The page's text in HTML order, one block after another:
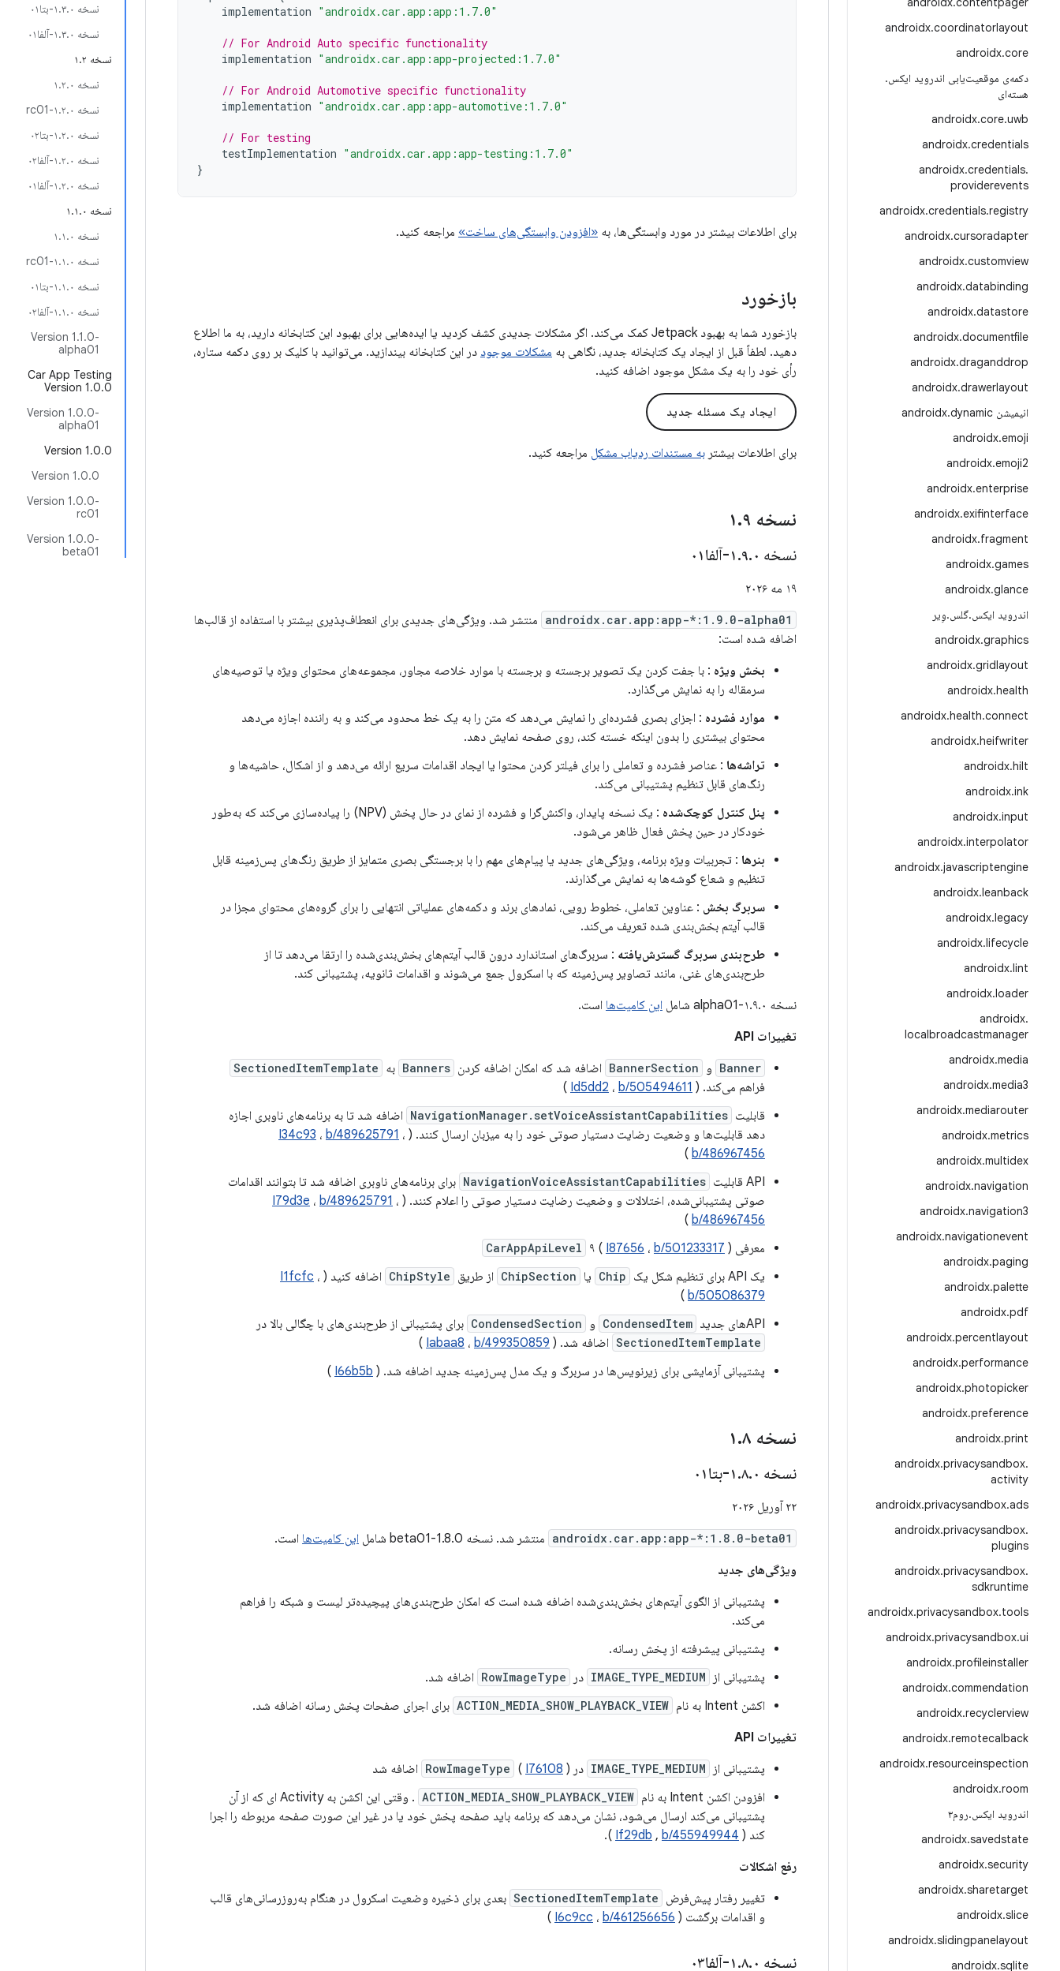
androidx.coordinatorlayout
androidx.core
دکمه‌ی موقعیت‌یابی اندروید ایکس.
هسته‌ای
androidx.core.uwb
androidx.credentials
androidx.credentials.
providerevents
androidx.credentials.registry
androidx.cursoradapter
androidx.customview
androidx.databinding
androidx.datastore
androidx.documentfile
androidx.draganddrop
androidx.drawerlayout
انیمیشن androidx
.dynamic
androidx.emoji
androidx.emoji2
androidx.enterprise
androidx.exifinterface
androidx.fragment
androidx.games
androidx.glance
اندروید ایکس.گلس.وِیر
androidx.graphics
androidx.gridlayout
androidx.health
androidx.health.connect
androidx.heifwriter
androidx.hilt
androidx.ink
androidx.input
androidx.interpolator
androidx.javascriptengine
androidx.leanback
androidx.legacy
androidx.lifecycle
androidx.lint
androidx.loader
androidx.
localbroadcastmanager
androidx.media
androidx.media3
androidx.mediarouter
androidx.metrics
androidx.multidex
androidx.navigation
androidx.navigation3
androidx.navigationevent
androidx.paging
androidx.palette
androidx.pdf
androidx.percentlayout
androidx.performance
androidx.photopicker
androidx.preference
androidx.print
androidx.privacysandbox.
activity
androidx.privacysandbox.ads
androidx.privacysandbox.
plugins
androidx.privacysandbox.
sdkruntime
androidx.privacysandbox.tools
androidx.privacysandbox.ui
androidx.profileinstaller
androidx.commendation
androidx.recyclerview
androidx.remotecalback
androidx.resourceinspection
androidx.room
اندروید ایکس.روم۳
androidx.savedstate
androidx.security
androidx.sharetarget
androidx.slice
androidx.slidingpanelayout
androidx.sqlite
نسخه ۱.۳.۰-بتا۰۱
نسخه ۱.۳.۰-آلفا۰۱
نسخه ۱.۲
نسخه ۱.۲.۰
نسخه ۱.۲.۰-rc01
نسخه ۱.۲.۰-بتا۰۲
نسخه ۱.۲.۰-آلفا۰۲
نسخه ۱.۲.۰-آلفا۰۱
نسخه ۱.۱.۰
نسخه ۱.۱.۰
نسخه ۱.۱.۰-rc01
نسخه ۱.۱.۰-بتا۰۱
نسخه ۱.۱.۰-آلفا۰۲
Version 1.1.0-
alpha01
Car App Testing
Version 1.0.0
Version 1.0.0-
alpha01
Version 1.0.0
Version 1.0.0
Version 1.0.0-
rc01
Version 1.0.0-
beta01
implementation "androidx.car.app:app:1.7.0"
// For Android Auto specific functionality
implementation "androidx.car.app:app-projected:1.7.0"
// For Android Automotive specific functionality
implementation "androidx.car.app:app-automotive:1.7.0"
// For testing
testImplementation "androidx.car.app:app-testing:1.7.0"
}
برای اطلاعات بیشتر در مورد وابستگی‌ها، به «افزودن وابستگی‌های ساخت» مراجعه کنید.
بازخورد
بازخورد شما به بهبود Jetpack کمک می‌کند. اگر مشکلات جدیدی کشف کردید یا ایده‌هایی برای بهبود این کتابخانه دارید، به ما اطلاع
دهید. لطفاً قبل از ایجاد یک کتابخانه جدید، نگاهی به مشکلات موجود در این کتابخانه بیندازید. می‌توانید با کلیک بر روی دکمه ستاره،
رأی خود را به یک مشکل موجود اضافه کنید.
ایجاد یک مسئله جدید
برای اطلاعات بیشتر به مستندات ردیاب مشکل مراجعه کنید.
نسخه ۱ .۹
نسخه ۱ .۹.۰-آلفا۰۱
۱۹ مه ۲۰۲۶
androidx.car.app:app-*:1.9.0-alpha01 منتشر شد. ویژگی‌های جدیدی برای انعطاف‌پذیری بیشتر با استفاده از قالب‌ها
اضافه شده است:
بخش ویژه : با جفت کردن یک تصویر برجسته و برجسته با موارد خلاصه مجاور، مجموعه‌های محتوای ویژه یا توصیه‌های
سرمقاله را به نمایش می‌گذارد.
موارد فشرده : اجزای بصری فشرده‌ای را نمایش می‌دهد که متن را به یک خط محدود می‌کند و به راننده اجازه می‌دهد
محتوای بیشتری را بدون اینکه خسته کند، روی صفحه نمایش دهد.
تراشه‌ها : عناصر فشرده و تعاملی را برای فیلتر کردن محتوا یا ایجاد اقدامات سریع ارائه می‌دهد و از اشکال، حاشیه‌ها و
رنگ‌های قابل تنظیم پشتیبانی می‌کند.
پنل کنترل کوچک‌شده
: یک نسخه پایدار، واکنش‌گرا و فشرده از نمای در حال پخش (NPV) را پیاده‌سازی می‌کند که به‌طور
خودکار در حین پخش فعال ظاهر می‌شود.
بنرها : تجربیات ویژه برنامه، ویژگی‌های جدید یا پیام‌های مهم را با برجستگی بصری متمایز از طریق رنگ‌های پس‌زمینه قابل
تنظیم و شعاع گوشه‌ها به نمایش می‌گذارند.
سربرگ بخش : عناوین تعاملی، خطوط رویی، نمادهای برند و دکمه‌های عملیاتی انتهایی را برای گروه‌های محتوای مجزا در
قالب آیتم بخش‌بندی شده تعریف می‌کند.
طرح‌بندی سربرگ گسترش‌یافته : سربرگ‌های استاندارد درون قالب آیتم‌های بخش‌بندی‌شده را ارتقا می‌دهد تا از
طرح‌بندی‌های غنی، مانند تصاویر پس‌زمینه که با اسکرول جمع می‌شوند و اقدامات ثانویه، پشتیبانی کند.
نسخه ۱.۹.۰-alpha01 شامل
این کامیت‌ها است.
تغییرات API
Banner و BannerSection اضافه شد که امکان اضافه کردن Banners به SectionedItemTemplate
فراهم می‌کند. ( Id5dd2 ، b/505494611
)
قابلیت NavigationManager.setVoiceAssistantCapabilities اضافه شد تا به برنامه‌های ناوبری اجازه
دهد قابلیت‌ها و وضعیت رضایت دستیار صوتی خود را به میزبان ارسال کنند. (
I34c93 ، b/489625791 ،
b/486967456
)
API قابلیت
NavigationVoiceAssistantCapabilities برای برنامه‌های ناوبری اضافه شد تا بتوانند اقدامات
صوتی پشتیبانی‌شده، اختلالات و وضعیت رضایت دستیار صوتی را اعلام کنند. (
I79d3e ، b/489625791 ،
b/486967456
)
معرفی
CarAppApiLevel ۹ ( I87656 ، b/501233317 )
یک API برای تنظیم شکل یک
Chip یا ChipSection از طریق ChipStyle اضافه کنید ( I1fcfc ،
b/505086379
)
APIهای جدید
CondensedItem و CondensedSection برای پشتیبانی از طرح‌بندی‌های با چگالی بالا در
SectionedItemTemplate اضافه شد. ( Iabaa8 ، b/499350859
)
پشتیبانی آزمایشی برای زیرنویس‌ها در سربرگ و یک مدل پس‌زمینه جدید اضافه شد. ( I66b5b
)
نسخه ۱ .۸
نسخه ۱ .۸.۰-بتا۰۱
۲۲ آوریل ۲۰۲۶
androidx.car.app:app-*:1.8.0-beta01 منتشر شد. نسخه 1.8.0-beta01 شامل این کامیت‌ها است.
ویژگی‌های جدید
پشتیبانی از الگوی آیتم‌های بخش‌بندی‌شده اضافه شده است که امکان طرح‌بندی‌های پیچیده‌تر لیست و شبکه را فراهم
می‌کند.
پشتیبانی پیشرفته از پخش رسانه.
پشتیبانی از
IMAGE_TYPE_MEDIUM در RowImageType اضافه شد.
اکشن Intent به نام
ACTION_MEDIA_SHOW_PLAYBACK_VIEW برای اجرای صفحات پخش رسانه اضافه شد.
تغییرات API
پشتیبانی از
IMAGE_TYPE_MEDIUM در RowImageType ( I76108 ) اضافه شد
افزودن اکشن Intent به نام
ACTION_MEDIA_SHOW_PLAYBACK_VIEW
. وقتی این اکشن به Activity ای که از آن
پشتیبانی می‌کند ارسال می‌شود، نشان می‌دهد که برنامه باید صفحه پخش خود یا در غیر این صورت صفحه مربوطه را اجرا
کند (
If29db , b/455949944
).
رفع اشکالات
تغییر رفتار پیش‌فرض SectionedItemTemplate بعدی برای ذخیره وضعیت اسکرول در هنگام به‌روزرسانی‌های قالب
و اقدامات برگشت (
I6c9cc ، b/461256656
)
نسخه ۱ .۸.۰-آلفا۰۳